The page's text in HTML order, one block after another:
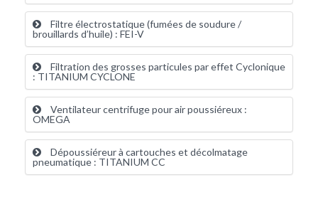
Filtre électrostatique (fumées de soudure /
brouillards d’huile) : FEI-V
Filtration des grosses particules par effet Cyclonique
: TITANIUM CYCLONE
Ventilateur centrifuge pour air poussiéreux :
OMEGA
Dépoussiéreur à cartouches et décolmatage
pneumatique : TITANIUM CC